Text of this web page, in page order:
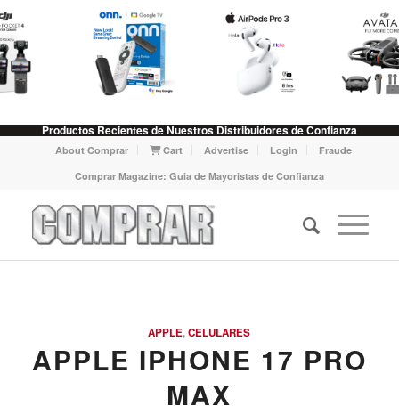
Productos Recientes de Nuestros Distribuidores de Confianza
About Comprar Cart Advertise Login
Fraude
Comprar Magazine: Guia de Mayoristas de Confianza
APPLE,CELULARES
APPLE IPHONE 17 PRO
MAX